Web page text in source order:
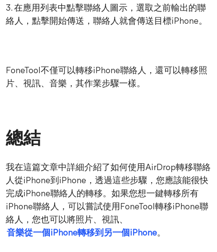
3. 在應用列表中點擊聯絡人圖示，選取之前輸出的聯
絡人，點擊開始傳送，聯絡人就會傳送目標iPhone。
FoneTool不僅可以轉移iPhone聯絡人，還可以轉移照
片、視訊、音樂，其作業步驟一樣。
總結
我在這篇文章中詳細介紹了如何使用AirDrop轉移聯絡
人從iPhone到iPhone，透過這些步驟，您應該能很快
完成iPhone聯絡人的轉移。如果您想一鍵轉移所有
iPhone聯絡人，可以嘗試使用FoneTool轉移iPhone聯
絡人，您也可以將照片、視訊、
音樂從一個iPhone轉移到另一個iPhone。